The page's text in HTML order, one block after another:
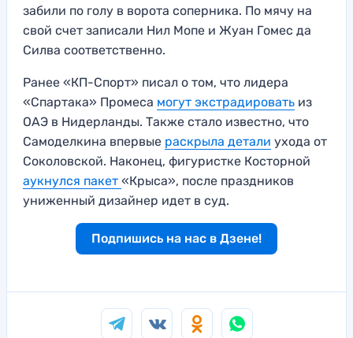
забили по голу в ворота соперника. По мячу на
свой счет записали Нил Мопе и Жуан Гомес да
Силва соответственно.
Ранее «КП-Спорт» писал о том, что лидера
«Спартака» Промеса могут экстрадировать из
ОАЭ в Нидерланды. Также стало известно, что
Самоделкина впервые раскрыла детали ухода от
Соколовской. Наконец, фигуристке Косторной
аукнулся пакет «Крыса», после праздников
униженный дизайнер идет в суд.
Подпишись на нас в Дзене!